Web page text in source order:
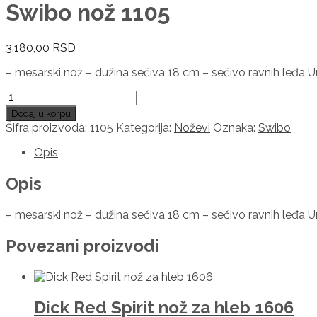
Swibo nož 1105
3.180,00 RSD
– mesarski nož – dužina sečiva 18 cm – sečivo ravnih leđa
Swibo
nož
1105
količina
Dodaj u korpu
Šifra proizvoda: 1105 Kategorija: Noževi Oznaka: Swibo
Opis
Opis
– mesarski nož – dužina sečiva 18 cm – sečivo ravnih leđa
Povezani proizvodi
Dick Red Spirit nož za hleb 1606